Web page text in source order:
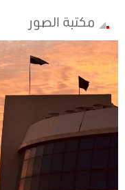
مكتبة الصور